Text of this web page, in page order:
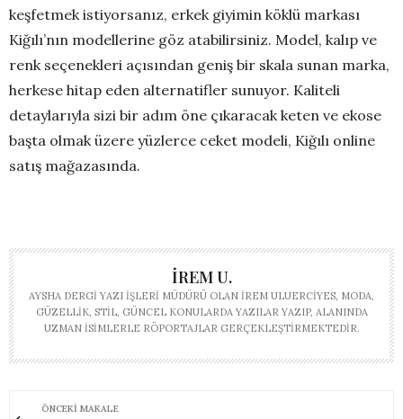
keşfetmek istiyorsanız, erkek giyimin köklü markası
Kiğılı’nın modellerine göz atabilirsiniz. Model, kalıp ve
renk seçenekleri açısından geniş bir skala sunan marka,
herkese hitap eden alternatifler sunuyor. Kaliteli
detaylarıyla sizi bir adım öne çıkaracak keten ve ekose
başta olmak üzere yüzlerce ceket modeli, Kiğılı online
satış mağazasında.
İREM U.
AYSHA DERGI YAZI İŞLERI MÜDÜRÜ OLAN İREM ULUERCIYES, MODA,
GÜZELLIK, STIL, GÜNCEL KONULARDA YAZILAR YAZIP, ALANINDA
UZMAN ISIMLERLE RÖPORTAJLAR GERÇEKLEŞTIRMEKTEDIR.
ÖNCEKI MAKALE